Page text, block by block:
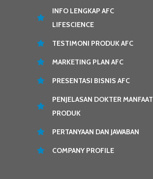
INFO LENGKAP AFC
LIFESCIENCE
TESTIMONI PRODUK AFC
MARKETING PLAN AFC
PRESENTASI BISNIS AFC
PENJELASAN DOKTER MANFAAT
PRODUK
PERTANYAAN DAN JAWABAN
COMPANY PROFILE